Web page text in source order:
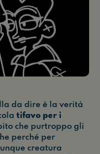
da dire è la verità
tifavo per i
che purtroppo gli
perché per
creatura